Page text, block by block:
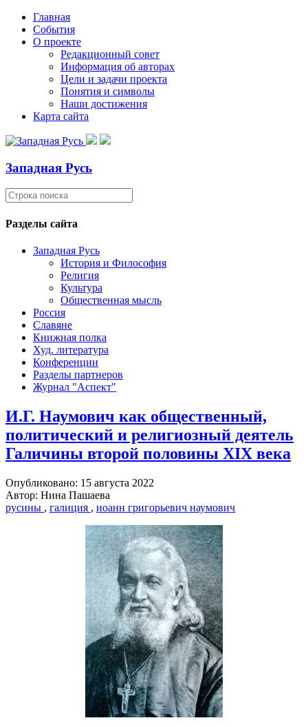
Главная
События
О проекте
Редакционный совет
Информация об авторах
Цели и задачи проекта
Понятия и символы
Наши достижения
Карта сайта
Западная Русь
Разделы сайта
Западная Русь
История и Философия
Религия
Культура
Общественная мысль
Россия
Славяне
Книжная полка
Худ. литература
Конференции
Разделы партнеров
Журнал "Аспект"
И.Г. Наумович как общественный,
политический и религиозный деятель
Галичины второй половины XIX века
Опубликовано: 15 августа 2022
Автор: Нина Пашаева
русины , галиция , иоанн григорьевич наумович